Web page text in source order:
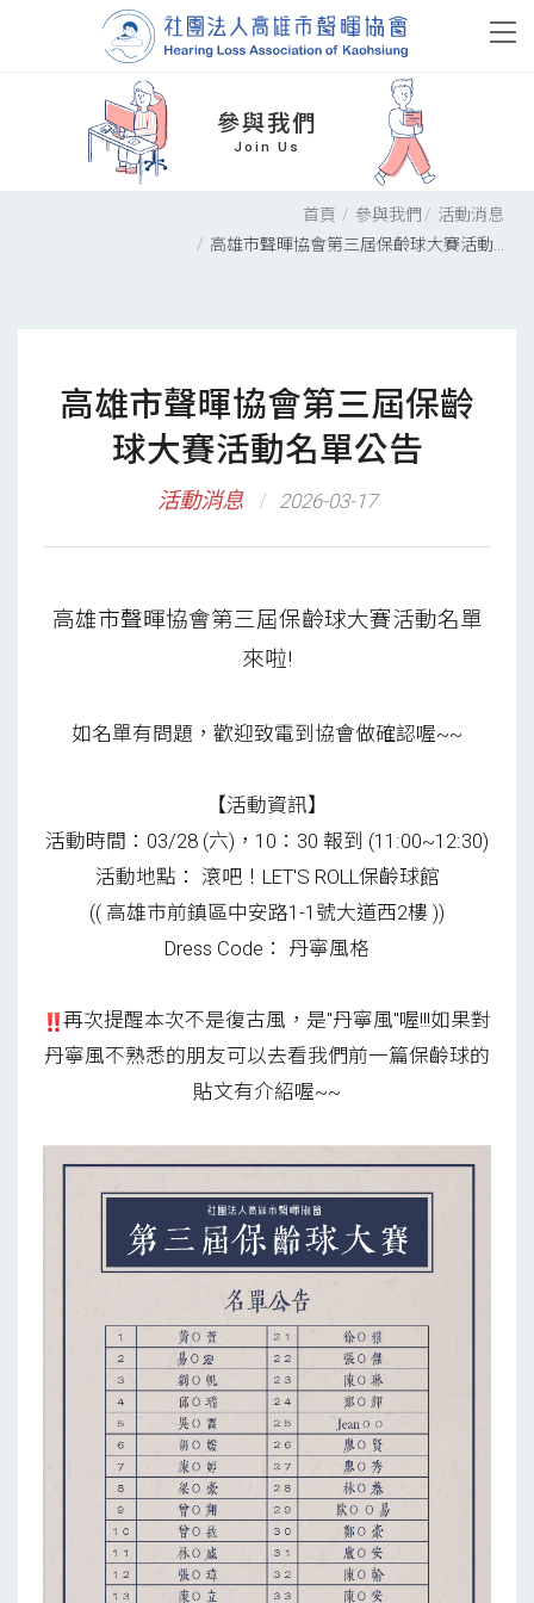
參與我們
Join Us
首頁 參與我們
活動消息
高雄市聲暉協會第三屆保齡球大賽活動...
高雄市聲暉協會第三屆保齡
球大賽活動名單公告
活動消息 2026-03-17
高雄市聲暉協會第三屆保齡球大賽活動名單
來啦!
如名單有問題，歡迎致電到協會做確認喔~~
【活動資訊】
活動時間：03/28 (六)，10：30 報到 (11:00~12:30)
活動地點： 滾吧！LET'S ROLL保齡球館
(( 高雄市前鎮區中安路1-1號大道西2樓 ))
Dress Code： 丹寧風格
再次提醒本次不是復古風，是"丹寧風"喔!!!如果對
丹寧風不熟悉的朋友可以去看我們前一篇保齡球的
貼文有介紹喔~~